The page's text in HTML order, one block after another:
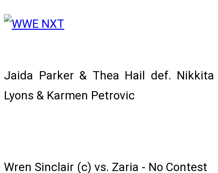
Jaida Parker & Thea Hail def. Nikkita
Lyons & Karmen Petrovic
Wren Sinclair (c) vs. Zaria - No Contest